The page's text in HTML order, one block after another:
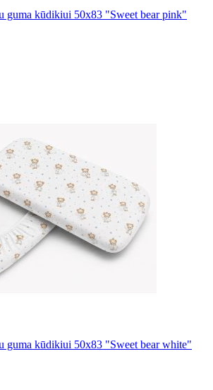
guma kūdikiui 50x83 "Sweet bear pink"
guma kūdikiui 50x83 "Sweet bear white"